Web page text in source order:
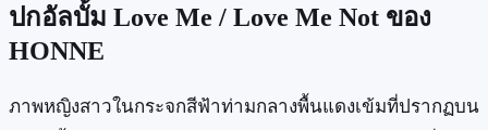
ปกอัลบั้ม Love Me / Love Me Not ของ
HONNE
ภาพหญิงสาวในกระจกสีฟ้าท่ามกลางพื้นแดงเข้มที่ปรากฏบน